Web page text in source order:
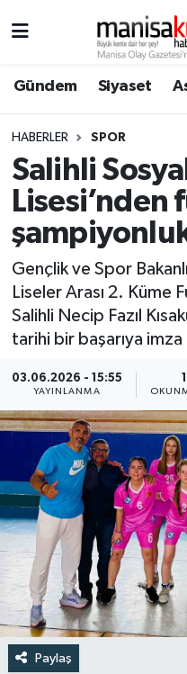
Gündem Siyaset
HABERLER SPOR
Salihli
Gençlik ve Spor
Liseler Arası 2. Küme
Salihli Necip Fazıl
tarihi bir başarıya imza
03.06.2026 - 15:55
YAYINLANMA
Paylaş
Ege Haberleri
Ekonomi
Genel
Gündem
Resmi İlan
Siyaset
Spor
Türkiye
Yaşam
Yunusemre Hava
Yunusemre Trafik
Süper Lig Puan
Tüm Manşetler
Son Dakika
Haber Arşivi